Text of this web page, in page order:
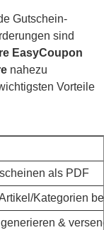
Gutschein-
sind
EasyCoupon
nahezu
Vorteile
als PDF
Kategorien
&